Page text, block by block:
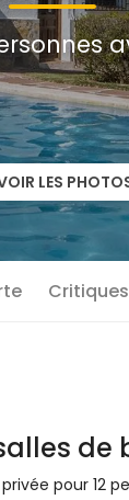
LES
Critiques
de
pour 12